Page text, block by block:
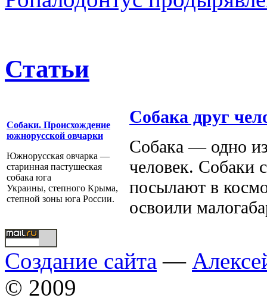
Статьи
Собаки. Происхождение
южнорусской овчарки
Южнорусская овчарка —
старинная пастушеская
собака юга
Украины, степного Крыма,
степной зоны юга России.
Собака друг
Собака — одно
человек. Собаки
посылают в
освоили
Создание сайта —
© 2009